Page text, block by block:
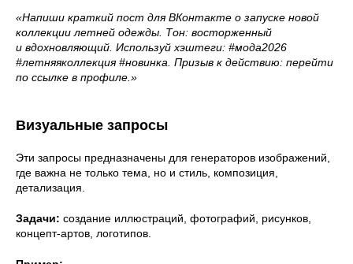
«Напиши краткий пост для ВКонтакте о запуске новой
коллекции летней одежды. Тон: восторженный
и вдохновляющий. Используй хэштеги: #мода2026
#летняяколлекция #новинка. Призыв к действию: перейти
по ссылке в профиле.»
Визуальные запросы
Эти запросы предназначены для генераторов изображений,
где важна не только тема, но и стиль, композиция,
детализация.
Задачи: создание иллюстраций, фотографий, рисунков,
концепт-артов, логотипов.